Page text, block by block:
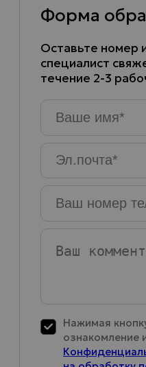
Форма
Оставьте номер
специалист
течение 2-3
имя*
Эл.почта
Ваш
номер
комментарий
Нажимая
ознакомление